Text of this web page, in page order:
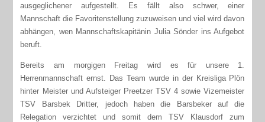
ausgeglichener aufgestellt. Es fällt also schwer, einer
Mannschaft die Favoritenstellung zuzuweisen und viel wird davon
abhängen, wen Mannschaftskapitänin Julia Sönder ins Aufgebot
beruft.
Bereits am morgigen Freitag wird es für unsere 1.
Herrenmannschaft ernst. Das Team wurde in der Kreisliga Plön
hinter Meister und Aufsteiger Preetzer TSV 4 sowie Vizemeister
TSV Barsbek Dritter, jedoch haben die Barsbeker auf die
Relegation verzichtet und somit dem TSV Klausdorf zum